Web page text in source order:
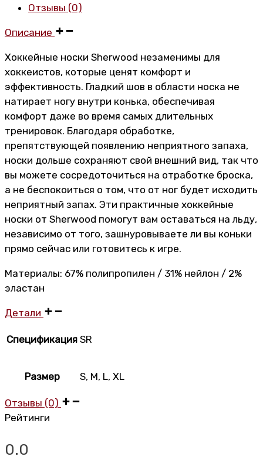
Отзывы (0)
Описание
Хоккейные носки Sherwood незаменимы для
хоккеистов, которые ценят комфорт и
эффективность. Гладкий шов в области носка не
натирает ногу внутри конька, обеспечивая
комфорт даже во время самых длительных
тренировок. Благодаря обработке,
препятствующей появлению неприятного запаха,
носки дольше сохраняют свой внешний вид, так что
вы можете сосредоточиться на отработке броска,
а не беспокоиться о том, что от ног будет исходить
неприятный запах. Эти практичные хоккейные
носки от Sherwood помогут вам оставаться на льду,
независимо от того, зашнуровываете ли вы коньки
прямо сейчас или готовитесь к игре.
Материалы: 67% полипропилен / 31% нейлон / 2%
эластан
Детали
Спецификация SR
Размер S, M, L, XL
Отзывы (0)
Рейтинги
0.0